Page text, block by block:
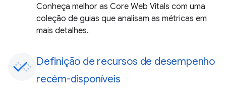
Conheça melhor as Core Web Vitals com uma
coleção de guias que analisam as métricas em
mais detalhes.
Definição de recursos de desempenho
recém-disponíveis